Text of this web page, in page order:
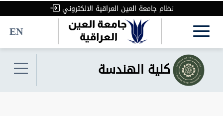
نظام جامعة العين العراقية الالكتروني
EN
كلية الهندسة